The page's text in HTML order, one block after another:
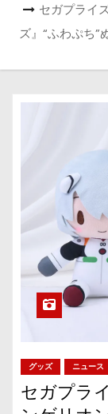
セガプライ
ズ』“ふわぷち”
グッズ ニュース
セガプラ